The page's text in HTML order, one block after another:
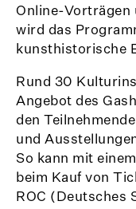
Online-
wird das
kunsthistorische
Rund 30
Angebot des
den
und
So kann mit
beim Kauf von
ROC (Deutsches